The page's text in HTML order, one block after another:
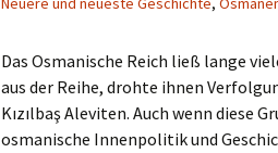
Das Osmanische Reich ließ lange
aus der Reihe, drohte ihnen
Kızılbaş Aleviten. Auch wenn diese
osmanische Innenpolitik und